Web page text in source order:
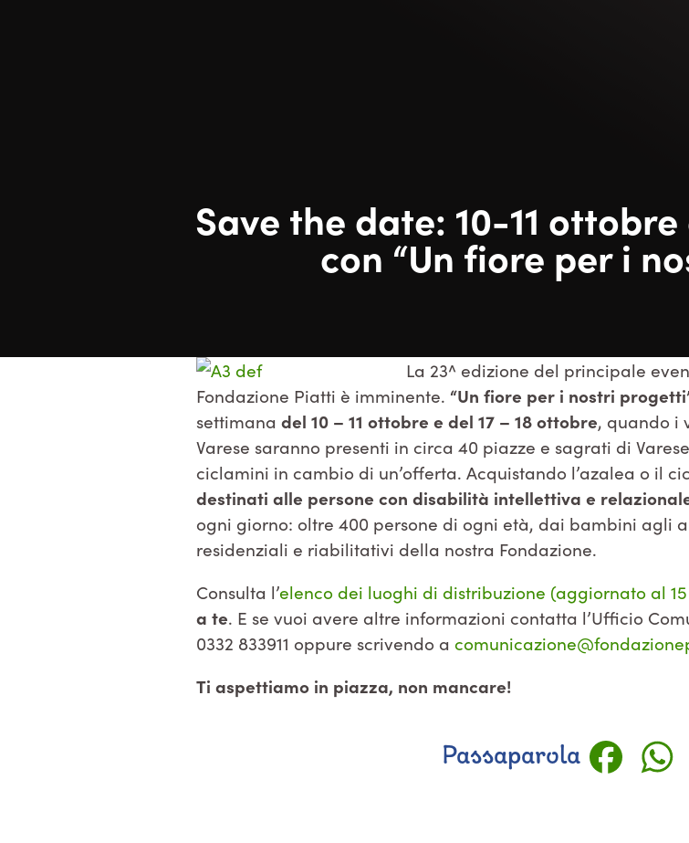
Save the date: 10-11
con “Un fiore per i
La 23^ edizione del principale
Fondazione Piatti è imminente. “Un fiore per i nostri
settimanadel 10 – 11 ottobre e del 17 – 18 ottobre, quando i
Varese saranno presenti in circa 40 piazze e sagrati di
ciclamini in cambio di un’offerta. Acquistando l’azalea o il
destinati alle persone con disabilità intellettiva e
ogni giorno: oltre 400 persone di ogni età, dai bambini agli
residenziali e riabilitativi della nostra Fondazione.
Consulta l’elenco dei luoghi di distribuzione (aggiornato al
a te. E se vuoi avere altre informazioni contatta l’Ufficio
0332 833911 oppure scrivendo a
Ti aspettiamo in piazza, non mancare!
Passaparola